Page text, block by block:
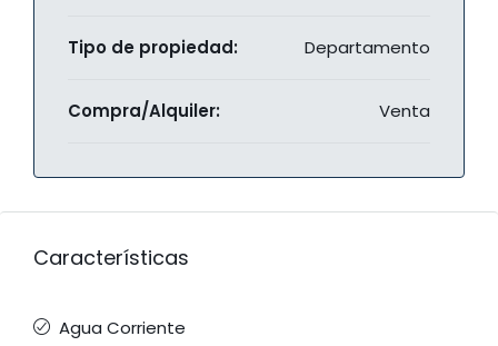
Tipo de propiedad: Departamento
Compra/Alquiler: Venta
Características
Agua Corriente